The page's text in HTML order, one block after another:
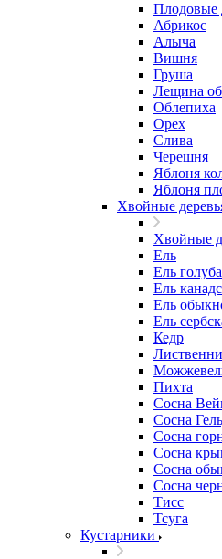
Плодовые
Абрикос
Алыча
Вишня
Груша
Лещина
Облепиха
Орех
Слива
Черешня
Яблоня
Яблоня
Хвойные
Хвойные
Ель
Ель
Ель
Ель
Ель
Кедр
Пихта
Сосна
Сосна
Сосна
Сосна
Сосна
Сосна
Тисс
Тсуга
Кустарники